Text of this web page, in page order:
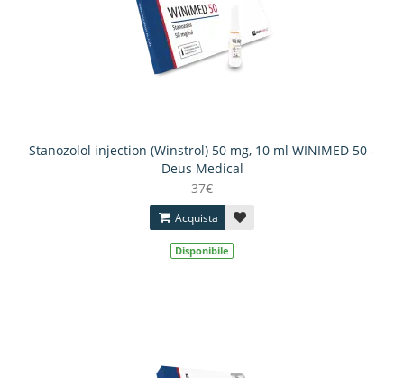
Stanozolol injection (Winstrol) 50 mg, 10 ml WINIMED 50 -
Deus Medical
37€
Acquista
Disponibile